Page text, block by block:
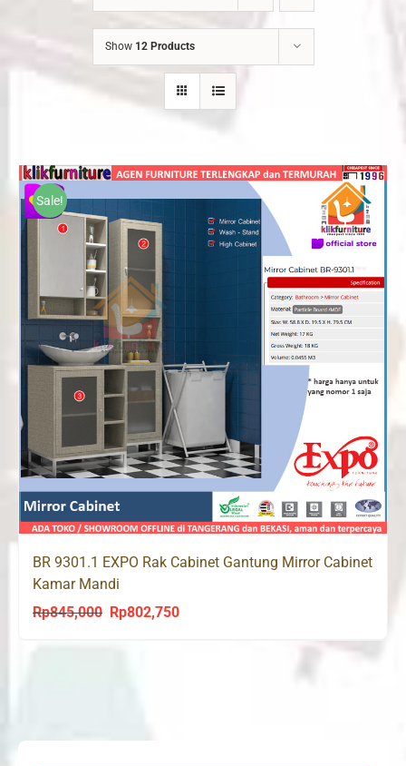
Show 12 Products
Sale!
BR 9301.1 EXPO Rak Cabinet Gantung Mirror Cabinet
Kamar Mandi
Rp845,000
Original
Rp802,750Current